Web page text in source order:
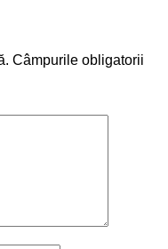
Câmpurile obligatorii